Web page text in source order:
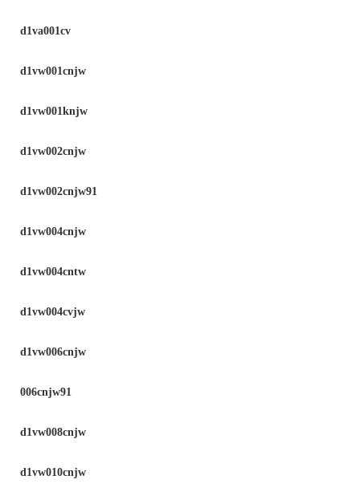
d1va001cv
d1vw001cnjw
d1vw001knjw
d1vw002cnjw
d1vw002cnjw91
d1vw004cnjw
d1vw004cntw
d1vw004cvjw
d1vw006cnjw
006cnjw91
d1vw008cnjw
d1vw010cnjw